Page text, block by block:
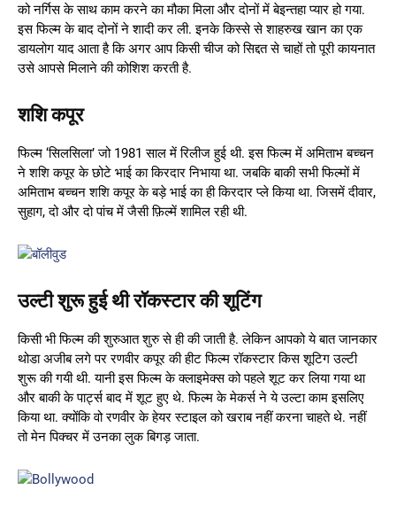
को नर्गिस के साथ काम करने का मौका मिला और दोनों में बेइन्तहा प्यार हो गया.
इस फिल्म के बाद दोनों ने शादी कर ली. इनके किस्से से शाहरुख खान का एक
डायलोग याद आता है कि अगर आप किसी चीज को सिद्दत से चाहों तो पूरी कायनात
उसे आपसे मिलाने की कोशिश करती है.
शशि कपूर
फिल्म ‘सिलसिला’ जो 1981 साल में रिलीज हुई थी. इस फिल्म में अमिताभ बच्चन
ने शशि कपूर के छोटे भाई का किरदार निभाया था. जबकि बाकी सभी फिल्मों में
अमिताभ बच्चन शशि कपूर के बड़े भाई का ही किरदार प्ले किया था. जिसमें दीवार,
सुहाग, दो और दो पांच में जैसी फ़िल्में शामिल रही थी.
उल्टी शुरू हुई थी रॉकस्‍टार की शूटिंग
किसी भी फिल्म की शुरुआत शुरु से ही की जाती है. लेकिन आपको ये बात जानकार
थोडा अजीब लगे पर रणवीर कपूर की हीट फिल्म रॉकस्‍टार किस शूटिग उल्टी
शुरू की गयी थी. यानी इस फिल्म के क्लाइमेक्स को पहले शूट कर लिया गया था
और बाकी के पार्ट्स बाद में शूट हुए थे. फिल्म के मेकर्स ने ये उल्टा काम इसलिए
किया था. क्योंकि वो रणवीर के हेयर स्टाइल को खराब नहीं करना चाहते थे. नहीं
तो मेन पिक्चर में उनका लुक बिगड़ जाता.